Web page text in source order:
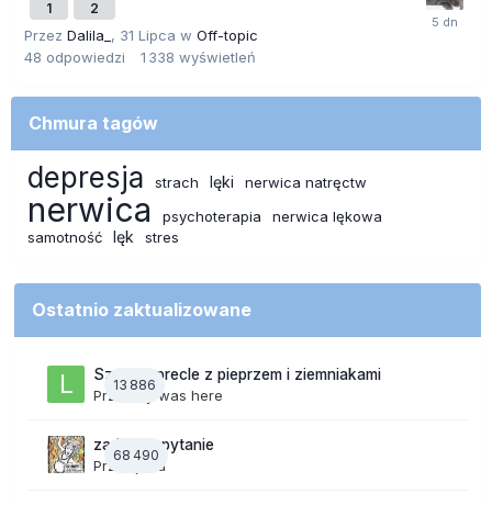
1 2
Przez Dalila_ , 31 Lipca w Off-topic
48 odpowiedzi 1 338 wyświetleń
Chmura tagów
depresja strach lęki nerwica natręctw
nerwica psychoterapia
nerwica lękowa
samotność
lęk stres
Ostatnio zaktualizowane
13 886
Szalone precle z pieprzem i ziemniakami
Przezlily was here
68 490
zadajesz pytanie
Przez jaaa